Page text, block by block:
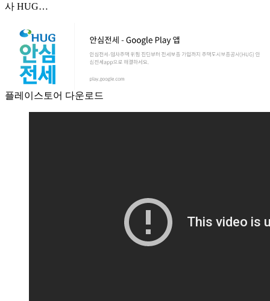
사 HUG…
플레이스토어 다운로드